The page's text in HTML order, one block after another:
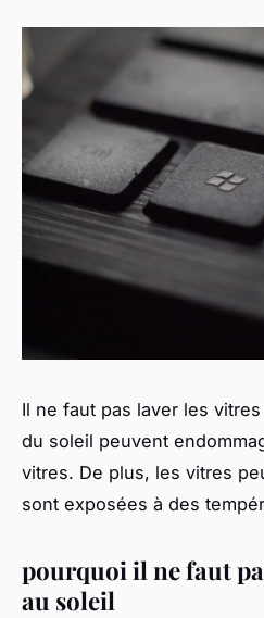
Il ne faut pas laver les
du soleil peuvent
vitres. De plus, les vitres
sont exposées à des
pourquoi il ne faut
au soleil